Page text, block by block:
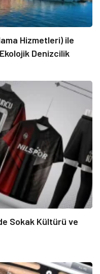
Hizmetleri) ile
Denizcilik
Sokak Kültürü ve